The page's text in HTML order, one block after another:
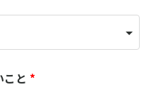
と *